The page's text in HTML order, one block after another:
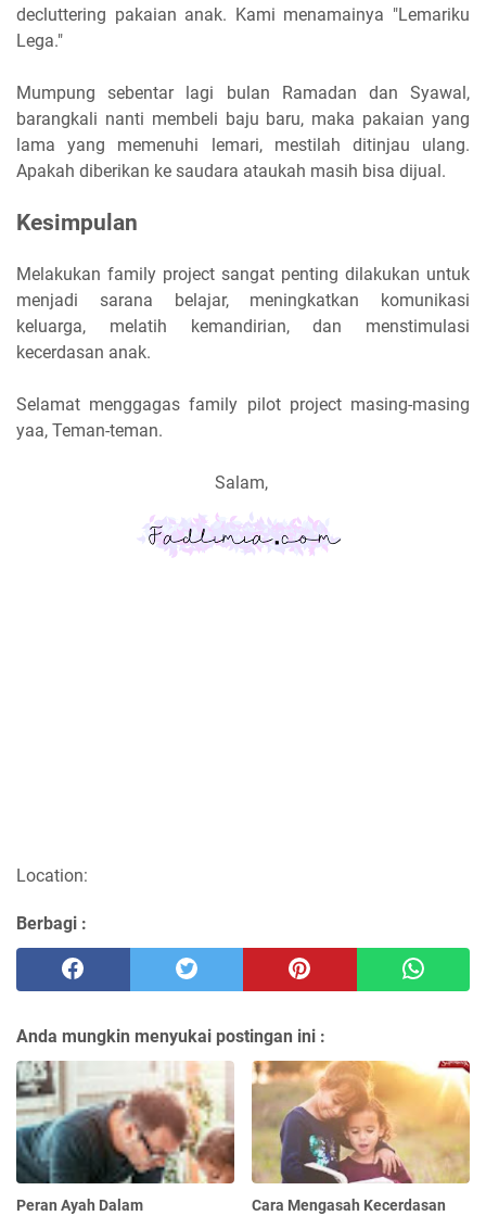
decluttering pakaian anak. Kami menamainya "Lemariku
Lega."
Mumpung sebentar lagi bulan Ramadan dan Syawal,
barangkali nanti membeli baju baru, maka pakaian yang
lama yang memenuhi lemari, mestilah ditinjau ulang.
Apakah diberikan ke saudara ataukah masih bisa dijual.
Kesimpulan
Melakukan family project sangat penting dilakukan untuk
menjadi sarana belajar, meningkatkan komunikasi
keluarga, melatih kemandirian, dan menstimulasi
kecerdasan anak.
Selamat menggagas family pilot project masing-masing
yaa, Teman-teman.
Salam,
Location:
Berbagi :
Anda mungkin menyukai postingan ini :
Peran Ayah Dalam Cara Mengasah Kecerdasan